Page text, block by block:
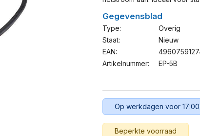
Gegevensblad
Type:
Overig
Staat:
Nieuw
EAN:
Artikelnummer:
EP-5B
Op werkdagen voor
Beperkte voorraad